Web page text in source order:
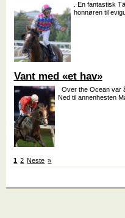
. En fantastisk
honnøren til
Vant med «et hav»
Over the Ocean var
Ned til annenhesten
1 2 Neste »